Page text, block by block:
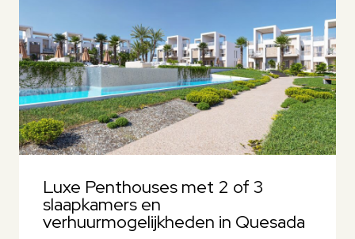
Luxe Penthouses met 2 of 3
slaapkamers en
verhuurmogelijkheden in Quesada